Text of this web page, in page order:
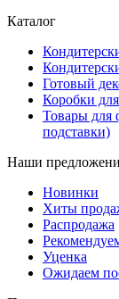
Каталог
Готовый
Коробки
Товары для
подставки)
Наши
Новинки
Хиты
Распродажа
Уценка
Ожидаем